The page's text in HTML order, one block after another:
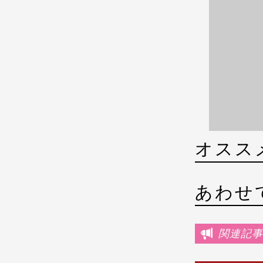
オスス
あわせ
関連記事